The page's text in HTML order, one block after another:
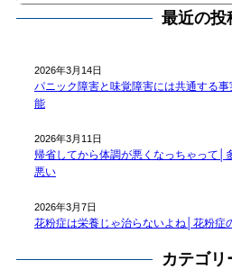
最近の投
パニック障害と味覚障害には共通する
能
2026年3月14日
帰省してから体調が悪くなっちゃって│
悪い
2026年3月11日
花粉症は栄養じゃ治らないよね│花粉症
2026年3月7日
カテゴリ